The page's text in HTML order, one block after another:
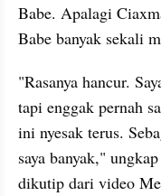
Babe. Apalagi
Babe banyak sekali
"Rasanya hancur.
tapi enggak pernah
ini nyesak terus.
saya banyak,"
dikutip dari video